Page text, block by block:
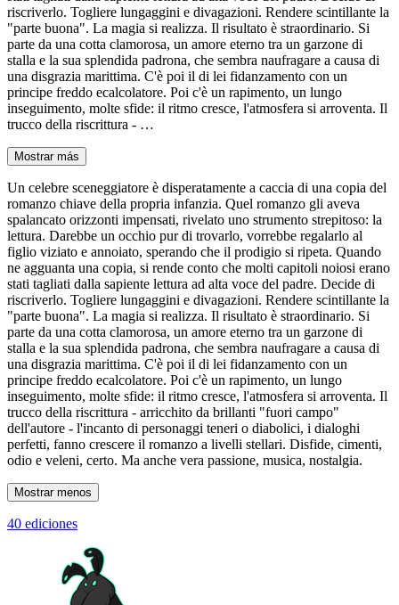
riscriverlo. Togliere lungaggini e divagazioni. Rendere scintillante la
"parte buona". La magia si realizza. Il risultato è straordinario. Si
parte da una cotta clamorosa, un amore eterno tra un garzone di
stalla e la sua splendida padrona, che sembra naufragare a causa di
una disgrazia marittima. C'è poi il di lei fidanzamento con un
principe freddo ecalcolatore. Poi c'è un rapimento, un lungo
inseguimento, molte sfide: il ritmo cresce, l'atmosfera si arroventa. Il
trucco della riscrittura - …
Mostrar más
Un celebre sceneggiatore è disperatamente a caccia di una copia del
romanzo chiave della propria infanzia. Quel romanzo gli aveva
spalancato orizzonti impensati, rivelato uno strumento strepitoso: la
lettura. Darebbe un occhio pur di trovarlo, vorrebbe regalarlo al
figlio viziato e annoiato, sperando che il prodigio si ripeta. Quando
ne agguanta una copia, si rende conto che molti capitoli noiosi erano
stati tagliati dalla sapiente lettura ad alta voce del padre. Decide di
riscriverlo. Togliere lungaggini e divagazioni. Rendere scintillante la
"parte buona". La magia si realizza. Il risultato è straordinario. Si
parte da una cotta clamorosa, un amore eterno tra un garzone di
stalla e la sua splendida padrona, che sembra naufragare a causa di
una disgrazia marittima. C'è poi il di lei fidanzamento con un
principe freddo ecalcolatore. Poi c'è un rapimento, un lungo
inseguimento, molte sfide: il ritmo cresce, l'atmosfera si arroventa. Il
trucco della riscrittura - arricchito da brillanti "fuori campo"
dell'autore - l'incanto di personaggi teneri o diabolici, i dialoghi
perfetti, fanno crescere il romanzo a livelli stellari. Disfide, cimenti,
odio e veleni, certo. Ma anche vera passione, musica, nostalgia.
Mostrar menos
40 ediciones